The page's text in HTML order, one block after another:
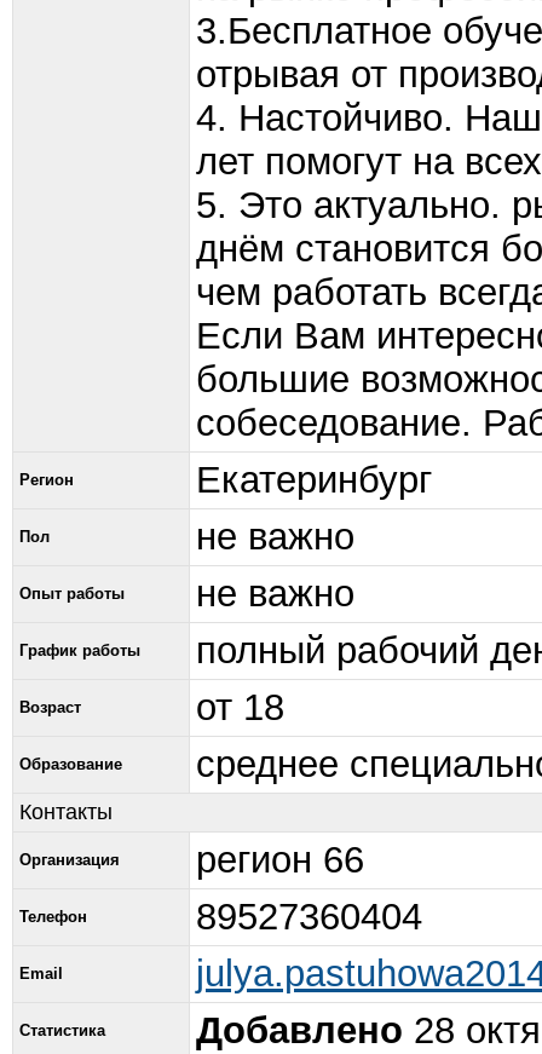
3.Бесплатное
отрывая от
4. Настойчиво.
лет помогут на
5. Это актуально.
днём становится
чем работать
Если Вам
большие
собеседование.
Регион Екатеринбург
Пол не важно
Опыт работы не важно
График работы полный рабочий
Возраст от 18
Образование среднее
Контакты
Организация регион 66
Телефон 89527360404
Email
Статистика Добавлено 28